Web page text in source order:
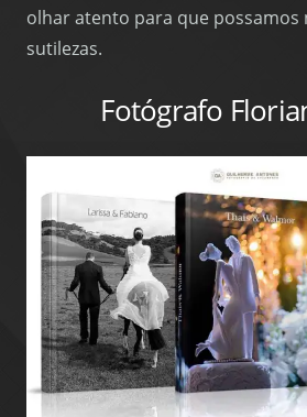
olhar atento para que possamos
sutilezas.
Fotógrafo